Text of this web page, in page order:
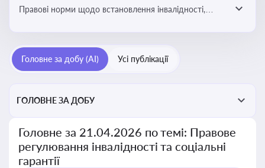
Правові норми щодо встановлення інвалідності,
Головне за добу (AI) Усі публікації
ГОЛОВНЕ ЗА ДОБУ
Головне за 21.04.2026 по темі: Правове
регулювання інвалідності та соціальні
гарантії